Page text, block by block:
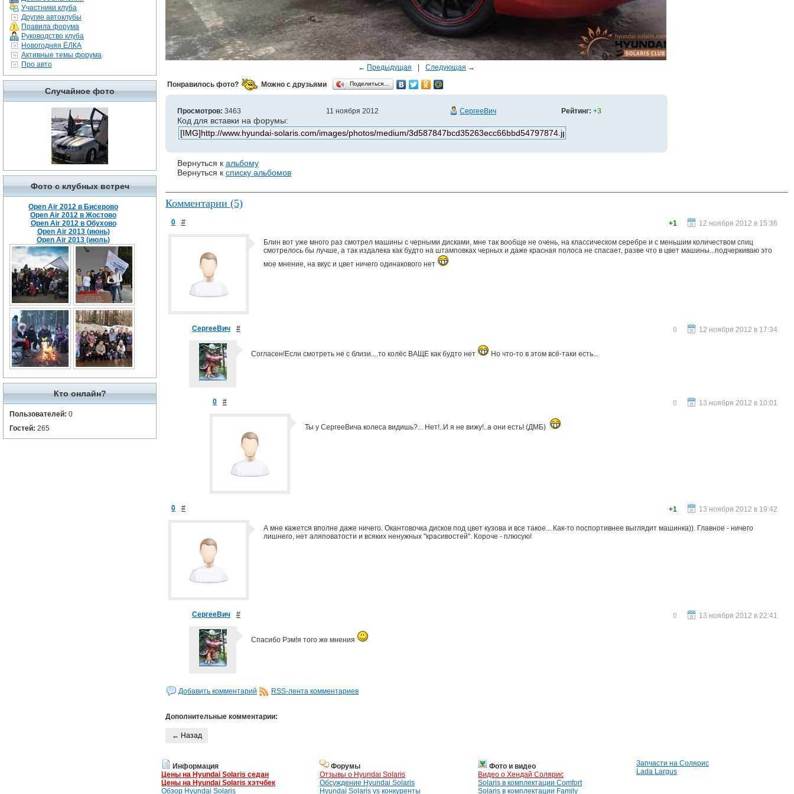
Участники клуба
Другие автоклубы
Правила форума
Руководство клуба
Новогодняя ЁЛКА
Активные темы форума
Про авто
Случайное фото
Фото с клубных встреч
Open Air 2012 в Бисерово
Open Air 2012 в Жостово
Open Air 2012 в Обухово
Open Air 2013 (июнь)
Open Air 2013 (июль)
Кто онлайн?
Пользователей: 0
Гостей: 265
← Предыдущая Следующая →
Понравилось фото? Можно с друзьями Поделиться…
Просмотров: 3463 11 ноября 2012 СергееВич Рейтинг: +3
Код для вставки на форумы:
Вернуться к альбому
Вернуться к списку альбомов
Комментарии (5)
0 # 12 ноября 2012 в 15:36
+1
Блин вот уже много раз смотрел машины с черными дисками, мне так вообще не очень, на классическом серебре и с меньшим количеством спиц
смотрелось бы лучше, а так издалека как будто на штамповках черных и даже красная полоса не спасает, разве что в цвет машины...подчеркиваю это
мое мнение, на вкус и цвет ничего одинакового нет
СергееВич # 12 ноября 2012 в 17:34
0
Согласен!Если смотреть не с близи....то колёс ВАЩЕ как будто нет Но что-то в этом всё-таки есть...
0 # 13 ноября 2012 в 10:01
0
Ты у СергееВича колеса видишь?... Нет!..И я не вижу!..а они есть! (ДМБ)
0 # 13 ноября 2012 в 19:42
+1
А мне кажется вполне даже ничего. Окантовочка дисков под цвет кузова и все такое... Как-то поспортивнее выглядит машинка)). Главное - ничего
лишнего, нет аляповатости и всяких ненужных "красивостей". Короче - плюсую!
СергееВич # 13 ноября 2012 в 22:41
0
Спасибо Рэм!я того же мнения
Добавить комментарий RSS-лента комментариев
Дополнительные комментарии:
← Назад
Информация
Цены на Hyundai Solaris седан
Цены на Hyundai Solaris хэтчбек
Обзор Hyundai Solaris
Форумы
Отзывы о Hyundai Solaris
Обсуждение Hyundai Solaris
Hyundai Solaris vs конкуренты
Фото и видео
Видео о Хендай Солярис
Solaris в комплектации Comfort
Solaris в комплектации Family
Запчасти на Солярис
Lada Largus